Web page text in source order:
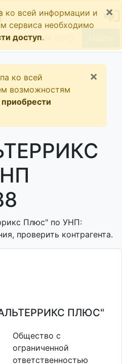
ко всей информации и
сервиса необходимо
доступ.
×
ко всей
возможностям
приобрести
×
Плюс" по УНП:
проверить контрагента.
ПЛЮС"
Общество с
ограниченной
ответственностью